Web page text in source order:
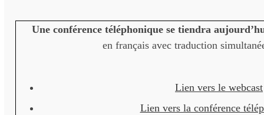
Une conférence téléphonique se tiendra
en français avec traduction
Lien vers le webcast
Lien vers la conférence